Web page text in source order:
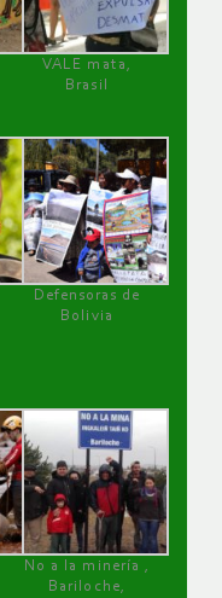
VALE mata,
Brasil
Defensoras de
Bolivia
No a la minería ,
Bariloche,